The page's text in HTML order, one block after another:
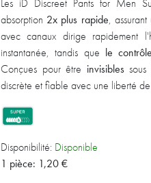
Les iD Discreet Pants for Men
absorption 2x plus rapide,
avec canaux dirige rapidement
instantanée, tandis que le
Conçues pour être invisiblessous
discrète et fiable avec une liberté
Disponibilité: Disponible
1 pièce: 1,20€